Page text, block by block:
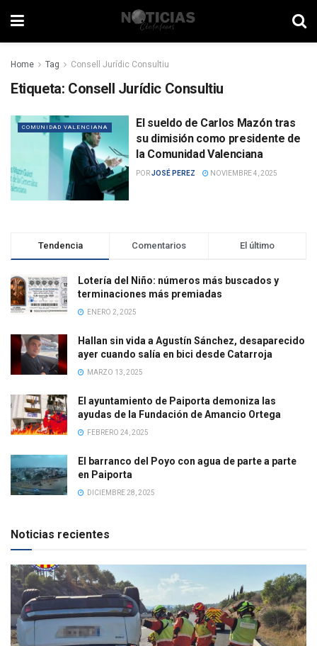
Home Tag Consell Jurídic Consultiu
Etiqueta: Consell Jurídic Consultiu
COMUNIDAD VALENCIANA
El sueldo de Carlos Mazón tras
su dimisión como presidente de
la Comunidad Valenciana
PORJOSÉ PEREZ NOVIEMBRE 4, 2025
Tendencia Comentarios El último
Lotería del Niño: números más buscados y
terminaciones más premiadas
ENERO 2, 2025
Hallan sin vida a Agustín Sánchez, desaparecido
ayer cuando salía en bici desde Catarroja
MARZO 13, 2025
El ayuntamiento de Paiporta demoniza las
ayudas de la Fundación de Amancio Ortega
FEBRERO 24, 2025
El barranco del Poyo con agua de parte a parte
en Paiporta
DICIEMBRE 28, 2025
Noticias recientes